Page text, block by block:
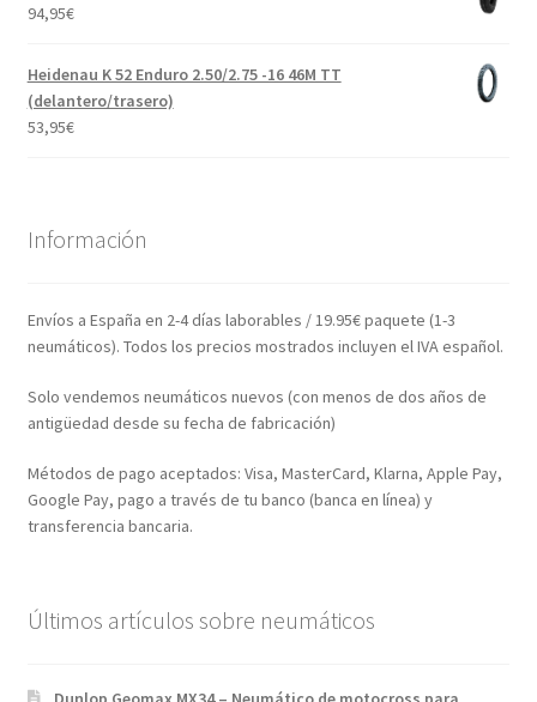
94,95€
Heidenau K 52 Enduro 2.50/2.75 -16 46M TT
(delantero/trasero)
53,95€
Información
Envíos a España en 2-4 días laborables / 19.95€ paquete (1-3
neumáticos). Todos los precios mostrados incluyen el IVA español.
Solo vendemos neumáticos nuevos (con menos de dos años de
antigüedad desde su fecha de fabricación)
Métodos de pago aceptados: Visa, MasterCard, Klarna, Apple Pay,
Google Pay, pago a través de tu banco (banca en línea) y
transferencia bancaria.
Últimos artículos sobre neumáticos